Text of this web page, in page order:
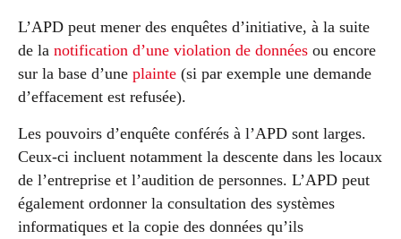
L’APD peut mener des enquêtes d’initiative, à la suite
de la notification d’une violation de données ou encore
sur la base d’une plainte (si par exemple une demande
d’effacement est refusée).
Les pouvoirs d’enquête conférés à l’APD sont larges.
Ceux-ci incluent notamment la descente dans les locaux
de l’entreprise et l’audition de personnes. L’APD peut
également ordonner la consultation des systèmes
informatiques et la copie des données qu’ils